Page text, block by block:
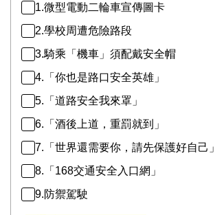
1.微型電動二輪車宣傳圖卡
2.學校周遭危險路段
3.騎乘「機車」須配戴安全帽
4.「你也是路口安全英雄」
5.「道路安全我來罩」
6.「酒後上道，重罰就到」
7.「世界還需要你，請先保護好自己」
8.「168交通安全入口網」
9.防禦駕駛